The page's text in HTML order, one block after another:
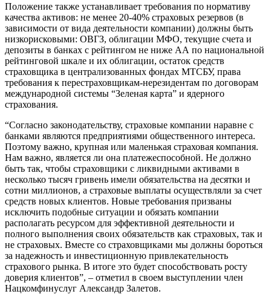
Положение также устанавливает требования по нормативу
качества активов: не менее 20-40% страховых резервов (в
зависимости от вида деятельности компании) должны быть
низкорисковыми: ОВГЗ, облигации МФО, текущие счета и
депозиты в банках с рейтингом не ниже АА по национальной
рейтинговой шкале и их облигации, остаток средств
страховщика в централизованных фондах МТСБУ, права
требования к перестраховщикам-нерезидентам по договорам
международной системы “Зеленая карта” и ядерного
страхования.
“Согласно законодательству, страховые компании наравне с
банками являются предприятиями общественного интереса.
Поэтому важно, крупная или маленькая страховая компания.
Нам важно, является ли она платежеспособной. Не должно
быть так, чтобы страховщики с ликвидными активами в
несколько тысяч гривень имели обязательства на десятки и
сотни миллионов, а страховые выплаты осуществляли за счет
средств новых клиентов. Новые требования призваны
исключить подобные ситуации и обязать компании
располагать ресурсом для эффективной деятельности и
полного выполнения своих обязательств как страховых, так и
не страховых. Вместе со страховщиками мы должны бороться
за надежность и инвестиционную привлекательность
страхового рынка. В итоге это будет способствовать росту
доверия клиентов”, – отметил в своем выступлении член
Нацкомфинуслуг Александр Залетов.